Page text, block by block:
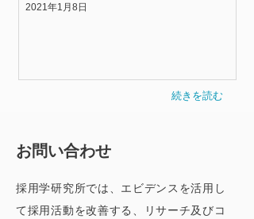
2021年1月8日
続きを読む
お問い合わせ
採用学研究所では、エビデンスを活用し
て採用活動を改善する、リサーチ及びコ